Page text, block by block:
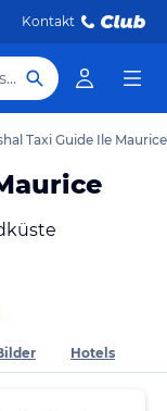
Kontakt
Hotel, Reiseziel
Taxi Guide Ile Maurice
Hotels